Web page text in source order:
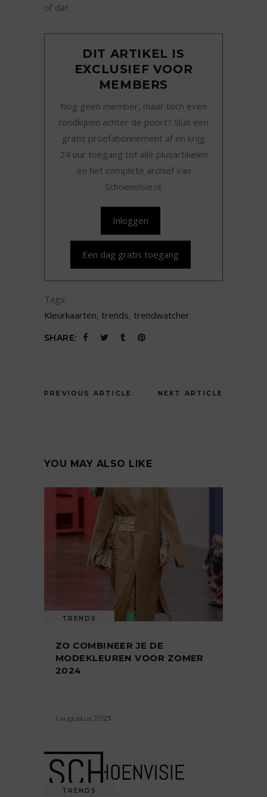
of dat
DIT ARTIKEL IS
EXCLUSIEF VOOR
MEMBERS
Nog geen member, maar toch even
rondkijken achter de poort? Sluit een
gratis proefabonnement af en krijg
24 uur toegang tot alle plusartikelen
en het complete archief van
Schoenvisie.nl.
Inloggen
Een dag gratis toegang
Tags:
Kleurkaarten, trends, trendwatcher
SHARE:
PREVIOUS ARTICLE NEXT ARTICLE
YOU MAY ALSO LIKE
TRENDS
ZO COMBINEER JE DE
MODEKLEUREN VOOR ZOMER
2024
1 augustus 2023
TRENDS